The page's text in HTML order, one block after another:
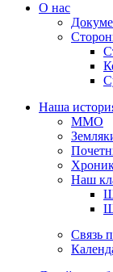
О нас
Наша
ММО
Наш
Связь